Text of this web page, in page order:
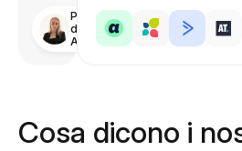
Progettato
da
Anastasiia
Cosa dicono i